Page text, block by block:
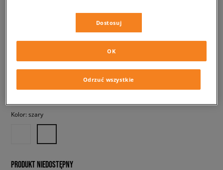
149,99 zł z VAT
✛ 150 PKT. WSIZEERCLUB
Kolor: szary
PRODUKT NIEDOSTĘPNY
Dostosuj
Odrzuć wszystkie
OK